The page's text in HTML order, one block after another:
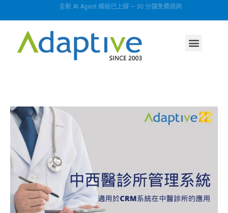
全新 AI Agent 模組已上線 — 30 分鐘免費諮詢